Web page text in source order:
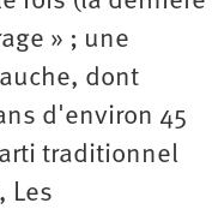
» ; une
dont
d'environ 45
traditionnel
Les